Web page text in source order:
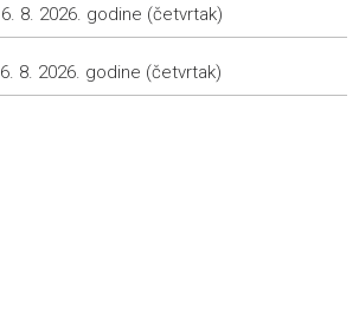
ljudi žele posao u Evropskoj komisiji — i
završi nesretno?
8. 2026. godine (četvrtak)
8. 2026. godine (četvrtak)